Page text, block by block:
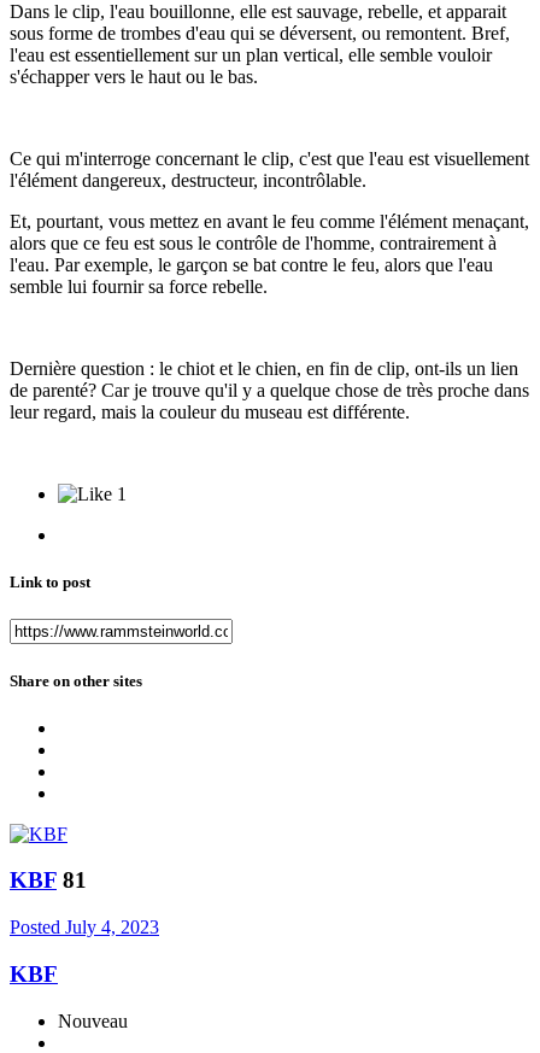
Dans le clip, l'eau bouillonne, elle est sauvage, rebelle, et apparait
sous forme de trombes d'eau qui se déversent, ou remontent. Bref,
l'eau est essentiellement sur un plan vertical, elle semble vouloir
s'échapper vers le haut ou le bas.
Ce qui m'interroge concernant le clip, c'est que l'eau est visuellement
l'élément dangereux, destructeur, incontrôlable.
Et, pourtant, vous mettez en avant le feu comme l'élément menaçant,
alors que ce feu est sous le contrôle de l'homme, contrairement à
l'eau. Par exemple, le garçon se bat contre le feu, alors que l'eau
semble lui fournir sa force rebelle.
Dernière question : le chiot et le chien, en fin de clip, ont-ils un lien
de parenté? Car je trouve qu'il y a quelque chose de très proche dans
leur regard, mais la couleur du museau est différente.
1
Link to post
Share on other sites
KBF 81
Posted July 4, 2023
KBF
Nouveau